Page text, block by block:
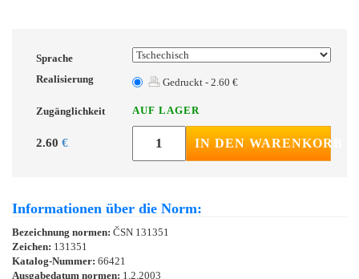
Sprache
Realisierung
Gedruckt - 2.60 €
Zugänglichkeit AUF LAGER
2.60 € IN DEN WARENKORB
Informationen über die Norm:
Bezeichnung normen: ČSN 131351
Zeichen: 131351
Katalog-Nummer: 66421
Ausgabedatum normen: 1.2.2003